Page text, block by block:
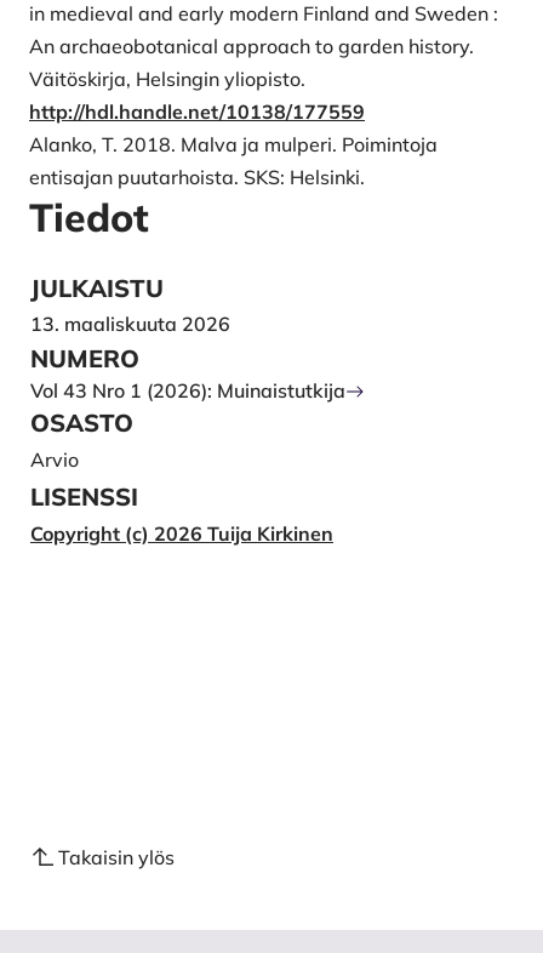
in medieval and early modern Finland and Sweden :
An archaeobotanical approach to garden history.
Väitöskirja, Helsingin yliopisto.
http://hdl.handle.net/10138/177559
Alanko, T. 2018. Malva ja mulperi. Poimintoja
entisajan puutarhoista. SKS: Helsinki.
Tiedot
JULKAISTU
13. maaliskuuta 2026
NUMERO
Vol 43 Nro 1 (2026): Muinaistutkija
OSASTO
Arvio
LISENSSI
Copyright (c) 2026 Tuija Kirkinen
Takaisin ylös